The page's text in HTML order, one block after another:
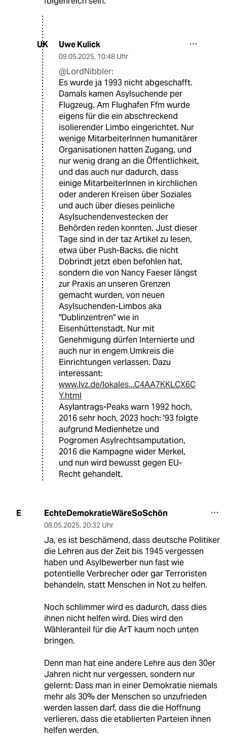
UK Uwe Kulick
09.05.2025, 10:48 Uhr
@LordNibbler:
Es wurde ja 1993 nicht abgeschafft.
Damals kamen Asylsuchende per
Flugzeug. Am Flughafen Ffm wurde
eigens für die ein abschreckend
isolierender Limbo eingerichtet. Nur
wenige MitarbeiterInnen humanitärer
Organisationen hatten Zugang, und
nur wenig drang an die Öffentlichkeit,
und das auch nur dadurch, dass
einige MitarbeiterInnen in kirchlichen
oder anderen Kreisen über Soziales
und auch über dieses peinliche
Asylsuchendenvestecken der
Behörden reden konnten. Just dieser
Tage sind in der taz Artikel zu lesen,
etwa über Push-Backs, die nicht
Dobrindt jetzt eben befohlen hat,
sondern die von Nancy Faeser längst
zur Praxis an unseren Grenzen
gemacht wurden, von neuen
Asylsuchenden-Limbos aka
"Dublinzentren" wie in
Eisenhüttenstadt. Nur mit
Genehmigung dürfen Internierte und
auch nur in engem Umkreis die
Einrichtungen verlassen. Dazu
interessant:
www.lvz.de/lokales...C4AA7KKLCX6C
Y.html
Asylantrags-Peaks warn 1992 hoch,
2016 sehr hoch, 2023 hoch: '93 folgte
aufgrund Medienhetze und
Pogromen Asylrechtsamputation,
2016 die Kampagne wider Merkel,
und nun wird bewusst gegen EU-
Recht gehandelt.
E EchteDemokratieWäreSoSchön
08.05.2025, 20:32 Uhr
Ja, es ist beschämend, dass deutsche Politiker
die Lehren aus der Zeit bis 1945 vergessen
haben und Asylbewerber nun fast wie
potentielle Verbrecher oder gar Terroristen
behandeln, statt Menschen in Not zu helfen.
Noch schlimmer wird es dadurch, dass dies
ihnen nicht helfen wird. Dies wird den
Wähleranteil für die ArT kaum noch unten
bringen.
Denn man hat eine andere Lehre aus den 30er
Jahren nicht nur vergessen, sondern nur
gelernt: Dass man in einer Demokratie niemals
mehr als 30% der Menschen so unzufrieden
werden lassen darf, dass die die Hoffnung
verlieren, dass die etablierten Parteien ihnen
helfen werden.